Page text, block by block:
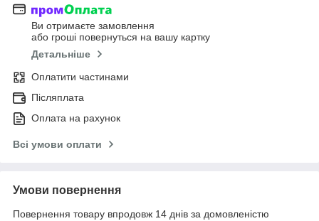
Ви отримаєте замовлення
або гроші повернуться на вашу картку
Детальніше
Оплатити частинами
Післяплата
Оплата на рахунок
Всі умови оплати
Умови повернення
Повернення товару впродовж 14 днів за домовленістю